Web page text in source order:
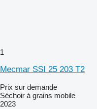
1
Mecmar SSI 25 203 T2
Prix sur demande
Séchoir à grains mobile
2023